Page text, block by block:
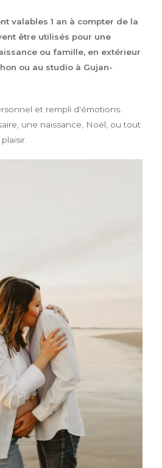
valables 1 an à compter de la
être utilisés pour une
ou famille, en extérieur
ou au studio à Gujan-
et rempli d'émotions.
une naissance, Noël, ou tout